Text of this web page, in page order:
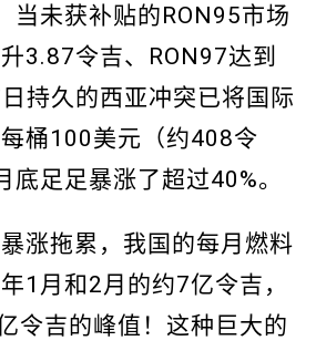
当未获补贴的RON95市场
3.87令吉、RON97达到
持久的西亚冲突已将国际
桶100美元（约408令
底足足暴涨了超过40%。
涨拖累，我国的每月燃料
1月和2月的约7亿令吉，
令吉的峰值！这种巨大的